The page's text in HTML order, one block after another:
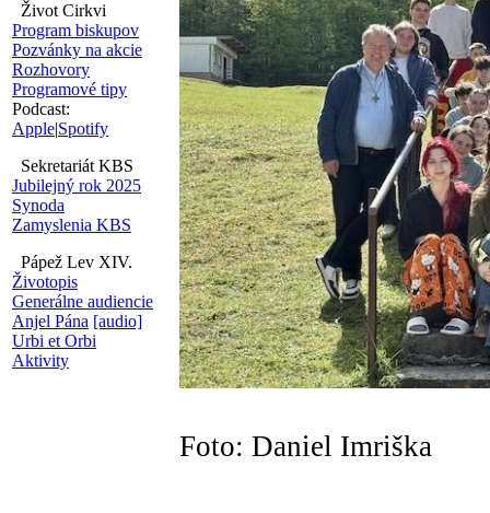
Život Cirkvi
Program biskupov
Pozvánky na akcie
Rozhovory
Programové tipy
Podcast:
Apple|Spotify
Sekretariát KBS
Jubilejný rok 2025
Synoda
Zamyslenia KBS
Pápež Lev XIV.
Životopis
Generálne audiencie
Anjel Pána [audio]
Urbi et Orbi
Aktivity
Foto: Daniel Imriška